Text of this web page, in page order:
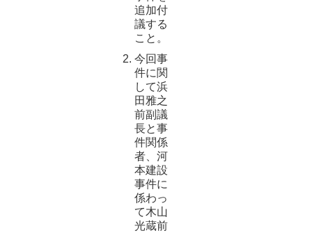
追加付
議する
こと。
今回事
件に関
して浜
田雅之
前副議
長と事
件関係
者、河
本建設
事件に
係わっ
て木山
光蔵前